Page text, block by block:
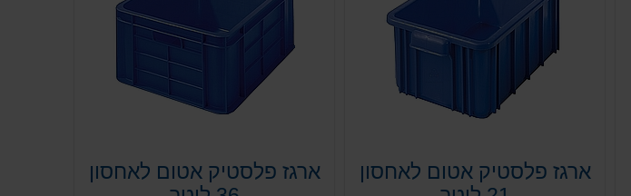
ארגז פלסטיק אטום לאחסון
ארגז פלסטיק אטום לאחסון